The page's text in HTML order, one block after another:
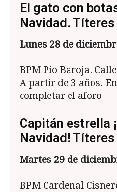
El gato con
Navidad. Títeres
Lunes 28 de
BPM Pío Baroja.
A partir de 3 años.
completar el aforo
Capitán estrella
Navidad! Títeres
Martes 29 de
BPM Cardenal